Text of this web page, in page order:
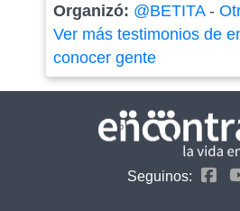
Organizó: @BETITA-
Ver más testimonios de
conocer gente
Seguinos: